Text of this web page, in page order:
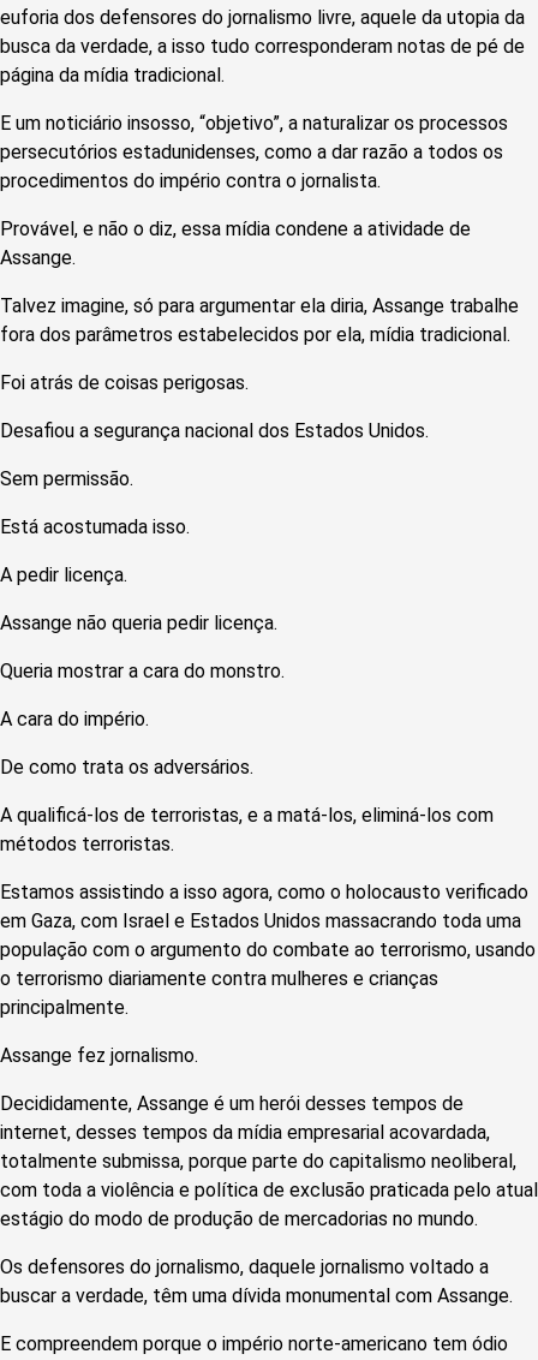
euforia dos defensores do jornalismo livre, aquele da utopia da
busca da verdade, a isso tudo corresponderam notas de pé de
página da mídia tradicional.
E um noticiário insosso, “objetivo”, a naturalizar os processos
persecutórios estadunidenses, como a dar razão a todos os
procedimentos do império contra o jornalista.
Provável, e não o diz, essa mídia condene a atividade de
Assange.
Talvez imagine, só para argumentar ela diria, Assange trabalhe
fora dos parâmetros estabelecidos por ela, mídia tradicional.
Foi atrás de coisas perigosas.
Desafiou a segurança nacional dos Estados Unidos.
Sem permissão.
Está acostumada isso.
A pedir licença.
Assange não queria pedir licença.
Queria mostrar a cara do monstro.
A cara do império.
De como trata os adversários.
A qualificá-los de terroristas, e a matá-los, eliminá-los com
métodos terroristas.
Estamos assistindo a isso agora, como o holocausto verificado
em Gaza, com Israel e Estados Unidos massacrando toda uma
população com o argumento do combate ao terrorismo, usando
o terrorismo diariamente contra mulheres e crianças
principalmente.
Assange fez jornalismo.
Decididamente, Assange é um herói desses tempos de
internet, desses tempos da mídia empresarial acovardada,
totalmente submissa, porque parte do capitalismo neoliberal,
com toda a violência e política de exclusão praticada pelo atual
estágio do modo de produção de mercadorias no mundo.
Os defensores do jornalismo, daquele jornalismo voltado a
buscar a verdade, têm uma dívida monumental com Assange.
E compreendem porque o império norte-americano tem ódio